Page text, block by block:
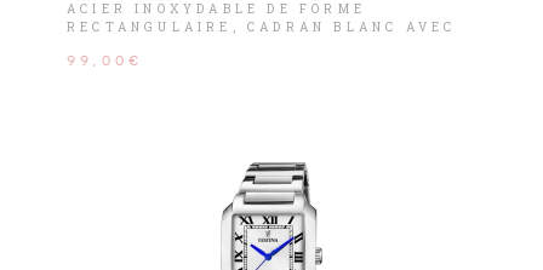
ACIER INOXYDABLE DE FORME
RECTANGULAIRE, CADRAN BLANC AVEC
99,00€